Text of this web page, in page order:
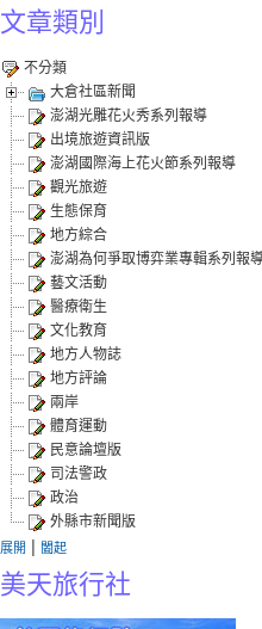
文章類別
不分類
大倉社區新聞
澎湖光雕花火秀系列報導
出境旅遊資訊版
澎湖國際海上花火節系列報導
觀光旅遊
生態保育
地方綜合
澎湖為何爭取博弈業專輯系列報
藝文活動
醫療衛生
文化教育
地方人物誌
地方評論
兩岸
體育運動
民意論壇版
司法警政
政治
外縣市新聞版
展開 | 闔起
美天旅行社